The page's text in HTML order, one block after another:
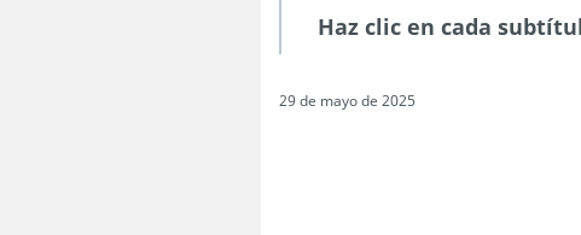
Haz clic en cada
29 de mayo de 2025